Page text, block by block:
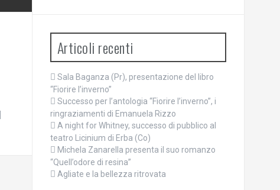
Articoli recenti
Sala Baganza (Pr), presentazione del libro
“Fiorire l’inverno”
Successo per l’antologia “Fiorire l’inverno”, i
ringraziamenti di Emanuela Rizzo
A night for Whitney, successo di pubblico al
teatro Licinium di Erba (Co)
Michela Zanarella presenta il suo romanzo
“Quell’odore di resina”
Agliate e la bellezza ritrovata